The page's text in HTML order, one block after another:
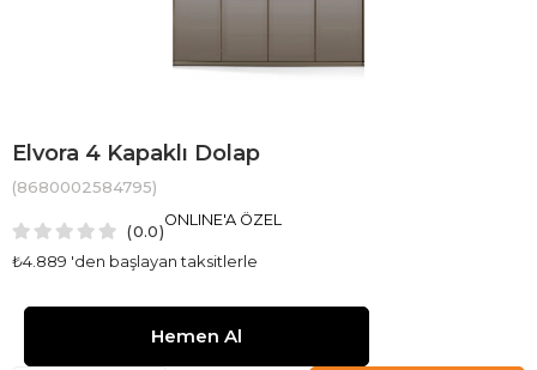
Elvora 4 Kapaklı Dolap
(8680002584795)
0.0
₺4.889 'den başlayan taksitlerle
ONLINE'A ÖZEL